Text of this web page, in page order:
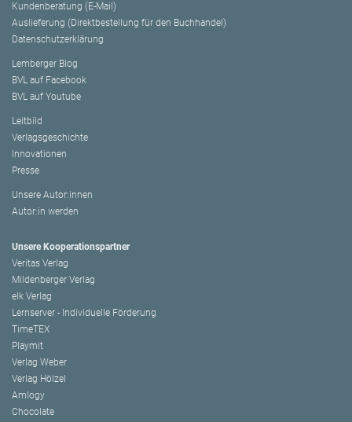
Kundenberatung (E-Mail)
Auslieferung (Direktbestellung für den Buchhandel)
Datenschutzerklärung
Lemberger Blog
BVL auf Facebook
BVL auf Youtube
Leitbild
Verlagsgeschichte
Innovationen
Presse
Unsere Autor:innen
Autor:in werden
Unsere Kooperationspartner
Veritas Verlag
Mildenberger Verlag
elk Verlag
Lernserver - Individuelle Förderung
TimeTEX
Playmit
Verlag Weber
Verlag Hölzel
Amlogy
Chocolate